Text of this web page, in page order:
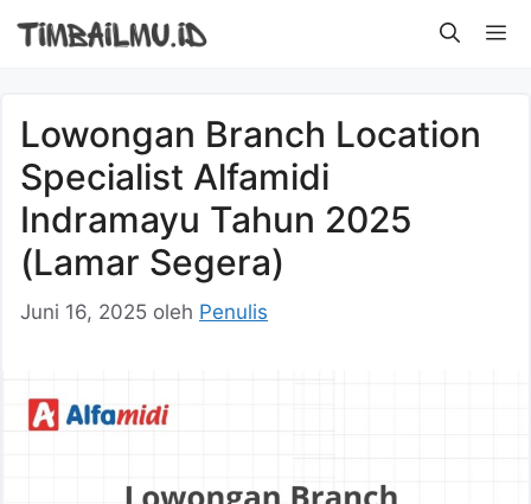
Lowongan Branch Location
Specialist Alfamidi
Indramayu Tahun 2025
(Lamar Segera)
Juni 16, 2025 oleh Penulis